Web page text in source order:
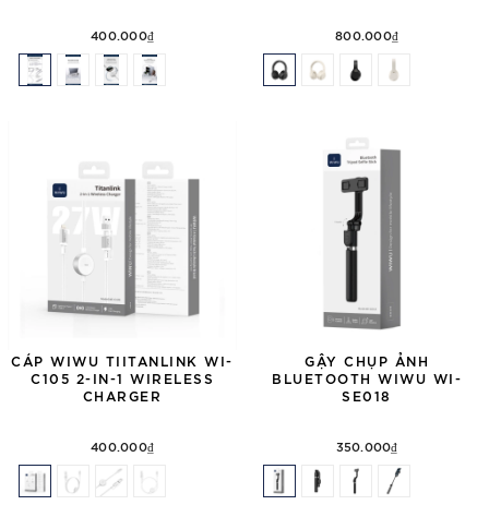
400.000₫ 800.000₫
CÁP WIWU TIITANLINK WI-
C105 2-IN-1 WIRELESS
CHARGER
400.000₫
GẬY CHỤP ẢNH
BLUETOOTH WIWU WI-
SE018
350.000₫